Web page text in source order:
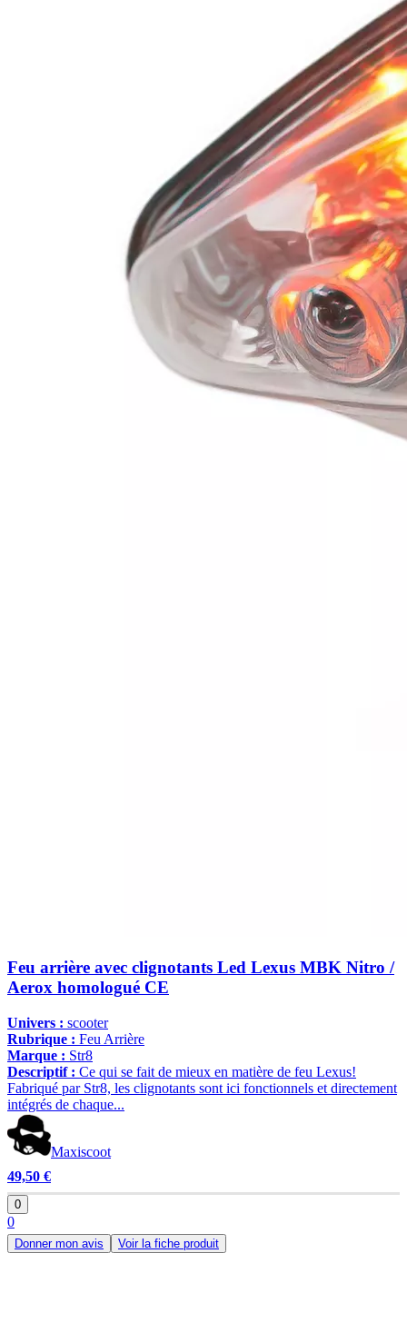
Feu arrière avec clignotants Led Lexus MBK Nitro /
Aerox homologué CE
Univers : scooter
Rubrique : Feu Arrière
Marque : Str8
Descriptif : Ce qui se fait de mieux en matière de feu Lexus!
Fabriqué par Str8, les clignotants sont ici fonctionnels et directement
intégrés de chaque...
Maxiscoot
49,50 €
0
0
Donner mon avis Voir la fiche produit